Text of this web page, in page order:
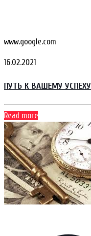
www.google.com
16.02.2021
ПУТЬ К ВАШЕМУ УСПЕХУ
Read more